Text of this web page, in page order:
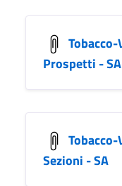
Prospetti - SA
Sezioni - SA